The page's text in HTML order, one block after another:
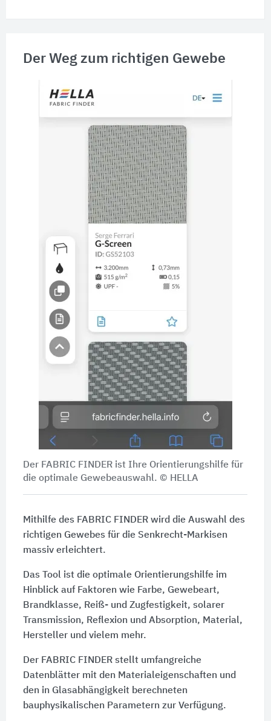
Der Weg zum richtigen Gewebe
Der FABRIC FINDER ist Ihre Orien­tie­rungs­hilfe für
die opti­male Gewebe­auswahl. © HELLA
Mithilfe des FABRIC FINDER wird die Auswahl des
richtigen Gewebes für die Senkrecht-Markisen
massiv erleichtert.
Das Tool ist die optimale Orientierungshilfe im
Hinblick auf Faktoren wie Farbe, Gewebeart,
Brand­klasse, Reiß- und Zugfestigkeit, solarer
Transmission, Reflexion und Absorption, Material,
Hersteller und vielem mehr.
Der FABRIC FINDER stellt umfangreiche
Datenblätter mit den Materialeigenschaften und
den in Glasabhängigkeit berechneten
bauphysikalischen Parametern zur Verfügung.